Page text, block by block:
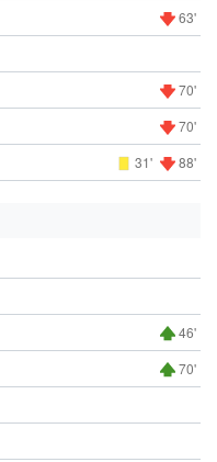
63'
70'
70'
31' 88'
46'
70'